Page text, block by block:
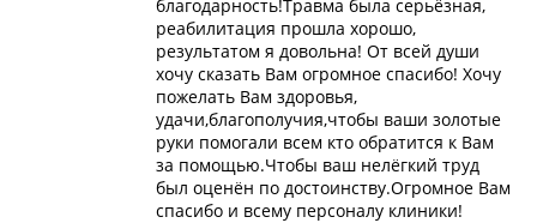
благодарность!Травма была серьёзная,
реабилитация прошла хорошо,
результатом я довольна! От всей души
хочу сказать Вам огромное спасибо! Хочу
пожелать Вам здоровья,
удачи,благополучия,чтобы ваши золотые
руки помогали всем кто обратится к Вам
за помощью.Чтобы ваш нелёгкий труд
был оценён по достоинству.Огромное Вам
спасибо и всему персоналу клиники!